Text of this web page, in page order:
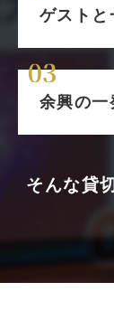
ゲストと
余興の一
そんな貸